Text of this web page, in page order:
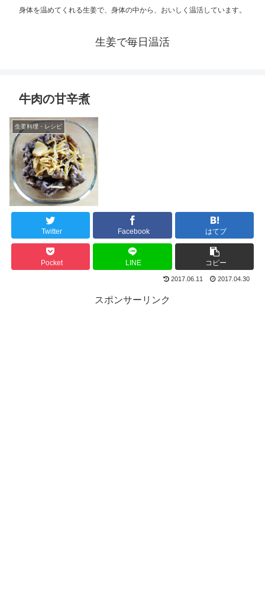
身体を温めてくれる生姜で、身体の中から、おいしく温活しています。
生姜で毎日温活
牛肉の甘辛煮
生姜料理・レシピ
Twitter Facebook はてブ
Pocket LINE コピー
2017.06.11 2017.04.30
スポンサーリンク